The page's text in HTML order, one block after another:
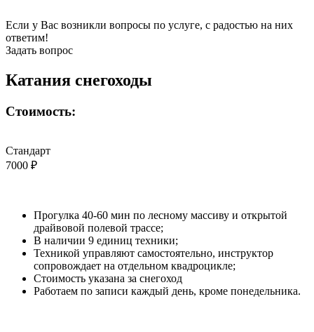
Если у Вас возникли вопросы по услуге, с радостью на них
ответим!
Задать вопрос
Катания снегоходы
Стоимость:
Стандарт
7000 ₽
Прогулка 40-60 мин по лесному массиву и открытой
драйвовой полевой трассе;
В наличии 9 единиц техники;
Техникой управляют самостоятельно, инструктор
сопровождает на отдельном квадроцикле;
Стоимость указана за снегоход
Работаем по записи каждый день, кроме понедельника.